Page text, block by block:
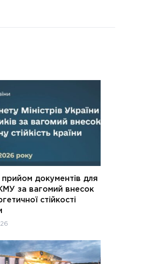
прийом документів для
КМУ за вагомий внесок
стійкості